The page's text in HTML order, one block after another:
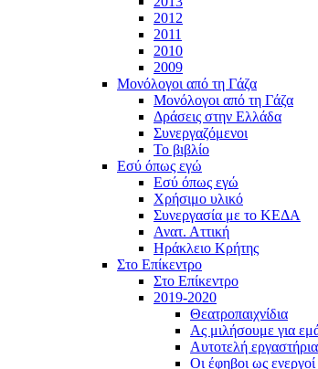
2012
2011
2010
2009
Μονόλογοι από τη Γάζα
Μονόλογοι από τη Γάζα
Δράσεις στην Ελλάδα
Συνεργαζόμενοι
To βιβλίο
Εσύ όπως εγώ
Εσύ όπως εγώ
Χρήσιμο υλικό
Συνεργασία με το ΚΕΔΑ
Ανατ. Αττική
Ηράκλειο Κρήτης
Στο Επίκεντρο
Στο Επίκεντρο
2019-2020
Θεατροπαιχνίδια
Ας μιλήσουμε για
Αυτοτελή
Οι έφηβοι ως ενεργοί